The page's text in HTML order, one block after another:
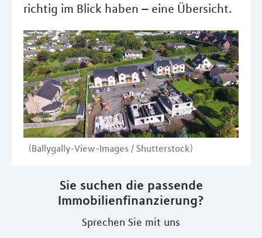
richtig im Blick haben – eine Übersicht.
(Ballygally-View-Images / Shutterstock)
Sie suchen die passende
Immobilienfinanzierung?
Sprechen Sie mit uns